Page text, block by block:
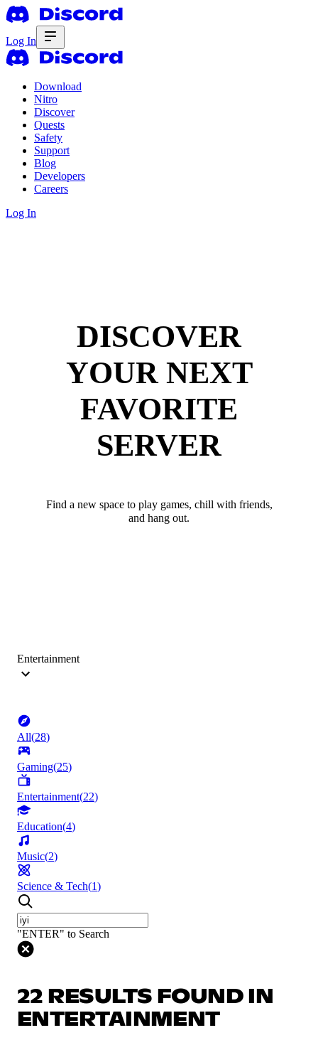
Log In
Download
Nitro
Discover
Quests
Safety
Support
Blog
Developers
Careers
Log In
DISCOVER
YOUR NEXT
FAVORITE
SERVER
Find a new space to play games, chill with friends,
and hang out.
Entertainment
All(28)
Gaming(25)
Entertainment(22)
Education(4)
Music(2)
Science & Tech(1)
"ENTER" to Search
22 RESULTS FOUND IN
ENTERTAINMENT